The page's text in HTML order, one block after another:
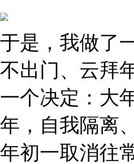
于是，我做了
不出门、云拜
一个决定：大
年，自我隔离
年初一取消往